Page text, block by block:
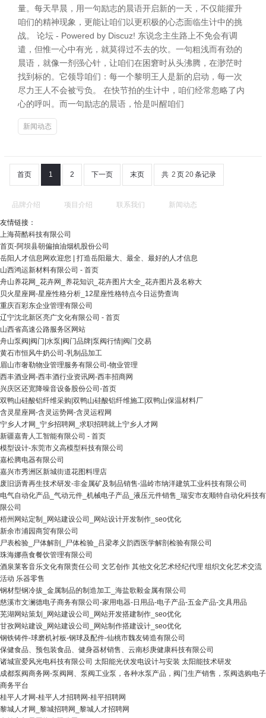
量。每天早晨，用一句励志的晨语开启新的一天，不仅能擢升
咱们的精神现象，更能让咱们以更积极的心态面临生计中的挑
战。 论坛 - Powered by Discuz! 东说念主生路上不免会有调
遣，但惟一心中有光，就莫得过不去的坎。一句粗浅而有劲的
晨语，就像一剂强心针，让咱们在困窘时从头沸腾，在渺茫时
找到标的。它领导咱们：每一个黎明王人是新的启动，每一次
尽力王人不会被亏负。 在快节拍的生计中，咱们经常忽略了内
心的呼叫。而一句励志的晨语，恰是叫醒咱们
新闻动态
首页 1 2 下一页 末页 共 2 页20条记录
品牌介绍 项目介绍 联系我们 新闻动态
友情链接：
上海荷酷科技有限公司
首页-阿坝县朝偏抽油烟机股份公司
岳阳人才信息网欢迎您 | 打造岳阳最大、最全、最好的人才信息
山西鸿运新材料有限公司 - 首页
舟山养花网_花卉网_养花知识_花卉图片大全_花卉图片及名称大
贝火星座网-星座性格分析_12星座性格特点今日运势查询
重庆百彩东企业管理有限公司
辽宁沈北新区亮广文化有限公司 - 首页
山西省高速公路服务区网站
舟山泵阀|阀门|水泵|阀门品牌|泵阀行情|阀门交易
黄石市恒风牛奶公司-乳制品加工
眉山市奢勒物业管理服务有限公司-物业管理
西丰酒业网-西丰酒行业资讯网-西丰招商网
兴庆区还宽降噪音设备股份公司-首页
双鸭山硅酸铝纤维采购|双鸭山硅酸铝纤维施工|双鸭山保温材料厂
含灵星座网-含灵运势网-含灵运程网
宁乡人才网_宁乡招聘网_求职招聘就上宁乡人才网
新疆嘉青人工智能有限公司 - 首页
模型设计-东莞市义高模型科技有限公司
嘉松腾电器有限公司
嘉兴市秀洲区新城街道花图料理店
废旧沥青再生技术研发-非金属矿及制品销售-温岭市纳洋建筑工业科技有限公司
电气自动化产品_气动元件_机械电子产品_液压元件销售_瑞安市友顺特自动化科技有
限公司
梧州网站定制_网站建设公司_网站设计开发制作_seo优化
新余市浦园商贸有限公司
尸表检验_尸体解剖_尸体检验_吕梁孝义韵西医学解剖检验有限公司
珠海娜燕食餐饮管理有限公司
酒泉莱客音乐文化有限责任公司 文艺创作 其他文化艺术经纪代理 组织文化艺术交流
活动 乐器零售
钢材型钢冷拔_金属制品的制造加工_海盐歌毅金属有限公司
慈溪市文澜德电子商务有限公司-家用电器-日用品-电子产品-五金产品-文具用品
芜湖网站策划_网站建设公司_网站开发搭建制作_seo优化
甘孜网站建设_网站建设公司_网站制作搭建设计_seo优化
钢铁铸件-球磨机衬板-钢球及配件-仙桃市魏友铸造有限公司
保健食品、预包装食品、健身器材销售、云南杉庚健康科技有限公司
诸城宣爱风光电科技有限公司 太阳能光伏发电设计与安装 太阳能技术研发
成都泵阀商务网-泵阀网、泵阀工业泵，各种水泵产品，阀门生产销售，泵阀选购电子
商务平台
桂平人才网-桂平人才招聘网-桂平招聘网
黎城人才网_黎城招聘网_黎城人才招聘网